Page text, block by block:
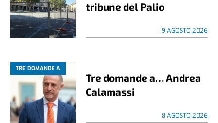
tribune del Palio
9 AGOSTO 2026
TRE DOMANDE A
Tre domande a… Andrea
Calamassi
8 AGOSTO 2026